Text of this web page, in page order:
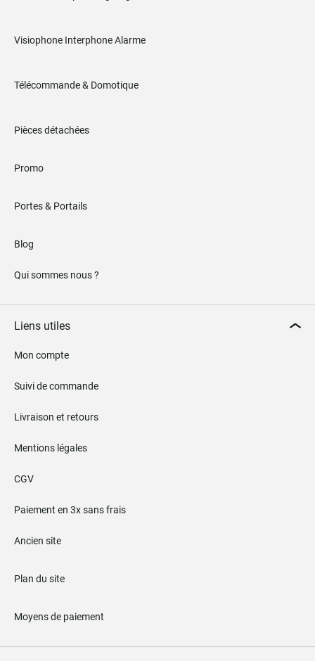
Visiophone Interphone Alarme
Télécommande & Domotique
Pièces détachées
Promo
Portes & Portails
Blog
Qui sommes nous ?
Liens utiles
Mon compte
Suivi de commande
Livraison et retours
Mentions légales
CGV
Paiement en 3x sans frais
Ancien site
Plan du site
Moyens de paiement